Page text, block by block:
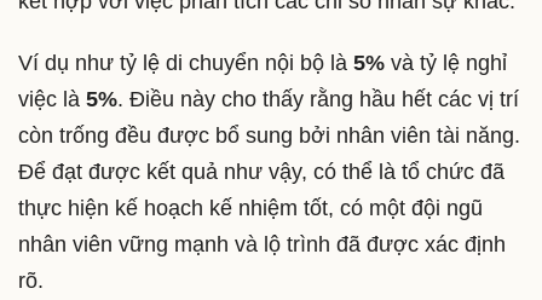
Ví dụ như tỷ lệ di chuyển nội bộ là 5% và tỷ lệ nghỉ
việc là 5%. Điều này cho thấy rằng hầu hết các vị trí
còn trống đều được bổ sung bởi nhân viên tài năng.
Để đạt được kết quả như vậy, có thể là tổ chức đã
thực hiện kế hoạch kế nhiệm tốt, có một đội ngũ
nhân viên vững mạnh và lộ trình đã được xác định
rõ.